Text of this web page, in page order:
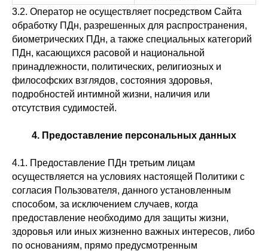
3.2. Оператор не осуществляет посредством Сайта
обработку ПДн, разрешенных для распространения,
биометрических ПДн, а также специальных категорий
ПДн, касающихся расовой и национальной
принадлежности, политических, религиозных и
философских взглядов, состояния здоровья,
подробностей интимной жизни, наличия или
отсутствия судимостей.
4. Предоставление персональных данных
4.1. Предоставление ПДн третьим лицам
осуществляется на условиях настоящей Политики с
согласия Пользователя, данного установленным
способом, за исключением случаев, когда
предоставление необходимо для защиты жизни,
здоровья или иных жизненно важных интересов, либо
по основаниям, прямо предусмотренным